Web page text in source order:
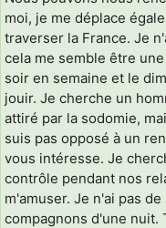
moi, je me déplace
traverser la France. Je
cela me semble être
soir en semaine et le
jouir. Je cherche un
attiré par la sodomie,
suis pas opposé à un
vous intéresse. Je
contrôle pendant nos
m'amuser. Je n'ai pas
compagnons d'une